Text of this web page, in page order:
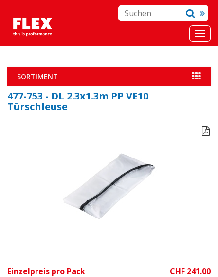
SORTIMENT
477-753 - DL 2.3x1.3m PP VE10
Türschleuse

Einzelpreis pro Pack CHF 241.00